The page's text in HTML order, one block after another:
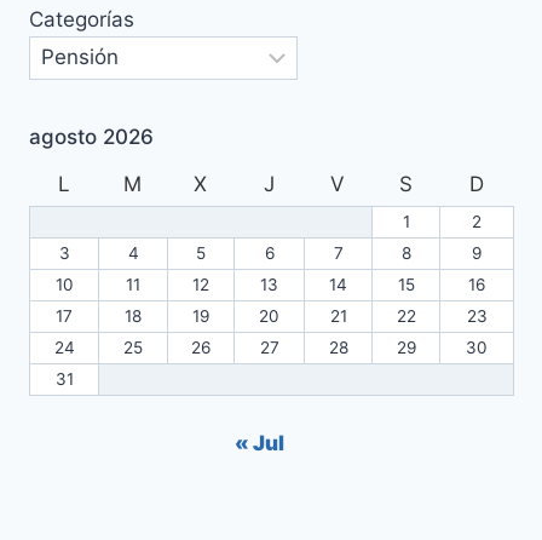
Categorías
agosto 2026
L
M X J V S D
1
2
3
4 5 6 7 8
9
10
11 12 13 14 15
16
17
18 19 20 21 22
23
24
25 26 27 28 29
30
31
« Jul